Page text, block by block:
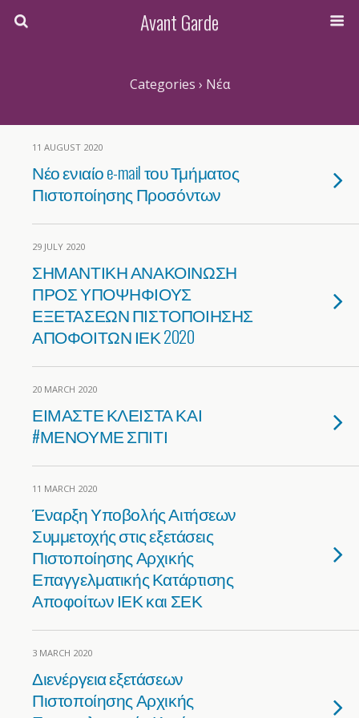
Avant Garde
Categories › Νέα
11 AUGUST 2020
Νέο ενιαίο e-mail του Τμήματος
Πιστοποίησης Προσόντων
29 JULY 2020
ΣΗΜΑΝΤΙΚΗ ΑΝΑΚΟΙΝΩΣΗ
ΠΡΟΣ ΥΠΟΨΗΦΙΟΥΣ
ΕΞΕΤΑΣΕΩΝ ΠΙΣΤΟΠΟΙΗΣΗΣ
ΑΠΟΦΟΙΤΩΝ ΙΕΚ 2020
20 MARCH 2020
ΕΙΜΑΣΤΕ ΚΛΕΙΣΤΑ ΚΑΙ
#ΜΕΝΟΥΜΕ ΣΠΙΤΙ
11 MARCH 2020
Έναρξη Υποβολής Αιτήσεων
Συμμετοχής στις εξετάσεις
Πιστοποίησης Αρχικής
Επαγγελματικής Κατάρτισης
Αποφοίτων ΙΕΚ και ΣΕΚ
3 MARCH 2020
Διενέργεια εξετάσεων
Πιστοποίησης Αρχικής